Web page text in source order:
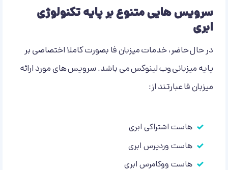
سرویس هایی متنوع بر پایه تکنولوژی
ابری
در حال حاضر، خدمات میزبان فا بصورت کاملا اختصاصی بر
پایه میزبانی وب لینوکس می باشد. سرویس های مورد ارائه
میزبان فا عبارتند از:
هاست اشتراکی ابری
هاست وردپرس ابری
هاست ووکامرس ابری